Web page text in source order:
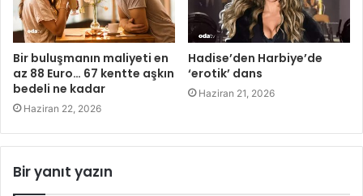
Bir buluşmanın maliyeti en
az 88 Euro… 67 kentte aşkın
bedeli ne kadar
Haziran 22, 2026
Hadise’den Harbiye’de
‘erotik’ dans
Haziran 21, 2026
Bir yanıt yazın